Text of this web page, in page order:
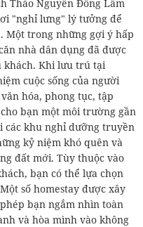
Thảo Nguyên Đồng Lâm
"nghỉ lưng" lý tưởng để
Một trong những gợi ý hấp
nhà dân dụng đã được
khách. Khi lưu trú tại
cuộc sống của người
hóa, phong tục, tập
bạn một môi trường gần
các khu nghỉ dưỡng truyền
kỷ niệm khó quên và
đất mới. Tùy thuộc vào
bạn có thể lựa chọn
số homestay được xây
bạn ngắm nhìn toàn
và hòa mình vào không